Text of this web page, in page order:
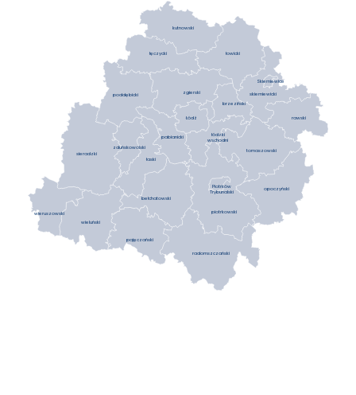
bełchatowski
kutnowski
łaski
łęczycki łowicki
łódzki
wschodni
opoczyński
pabianicki
pajęczański
piotrkowski
poddębicki
radomszczański
rawski
sieradzki
skierniewicki
tomaszowski
wieluński
wieruszowski
zduńskowolski
zgierski
brzeziński
Łódź
Piotrków
Trybunalski
Skierniewice